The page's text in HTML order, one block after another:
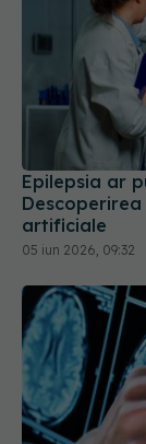
Epilepsia ar
artificiale
05 iun 2026, 09:32